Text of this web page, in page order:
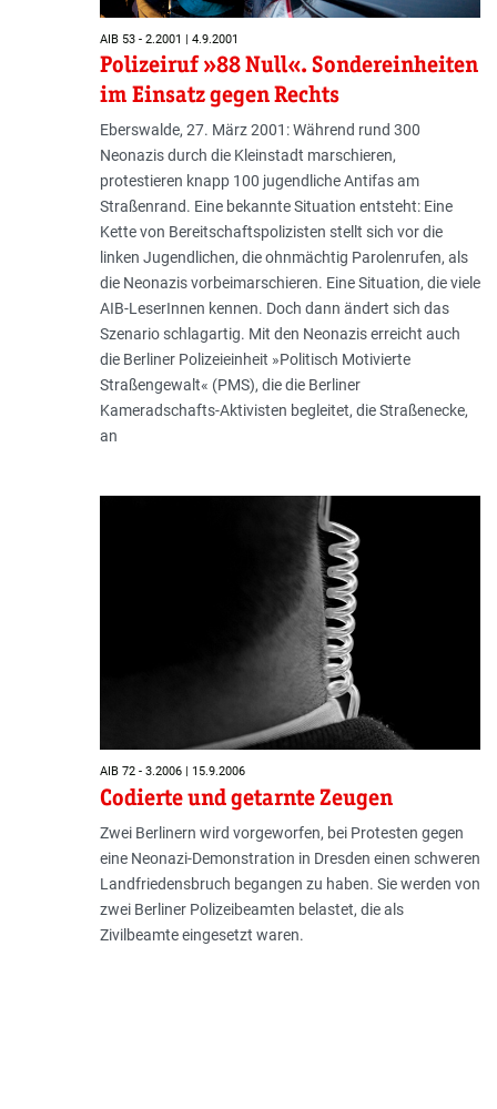
AIB 53 - 2.2001 | 4.9.2001
Polizeiruf »88 Null«. Sondereinheiten
im Einsatz gegen Rechts
Eberswalde, 27. März 2001: Während rund 300
Neonazis durch die Kleinstadt marschieren,
protestieren knapp 100 jugendliche Antifas am
Straßenrand. Eine bekannte Situation entsteht: Eine
Kette von Bereitschaftspolizisten stellt sich vor die
linken Jugendlichen, die ohnmächtig Parolenrufen, als
die Neonazis vorbeimarschieren. Eine Situation, die viele
AIB-LeserInnen kennen. Doch dann ändert sich das
Szenario schlagartig. Mit den Neonazis erreicht auch
die Berliner Polizeieinheit »Politisch Motivierte
Straßengewalt« (PMS), die die Berliner
Kameradschafts-Aktivisten begleitet, die Straßenecke,
an
AIB 72 - 3.2006 | 15.9.2006
Codierte und getarnte Zeugen
Zwei Berlinern wird vorgeworfen, bei Protesten gegen
eine Neonazi-Demonstration in Dresden einen schweren
Landfriedensbruch begangen zu haben. Sie werden von
zwei Berliner Polizeibeamten belastet, die als
Zivilbeamte eingesetzt waren.